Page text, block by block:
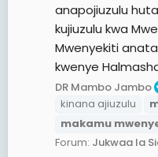
anapojiuzulu
kujiuzulu kwa
Mwenyekiti
kwenye
DR Mambo Jambo
kinana ajiuzulu
makamu
Forum: Jukwaa la